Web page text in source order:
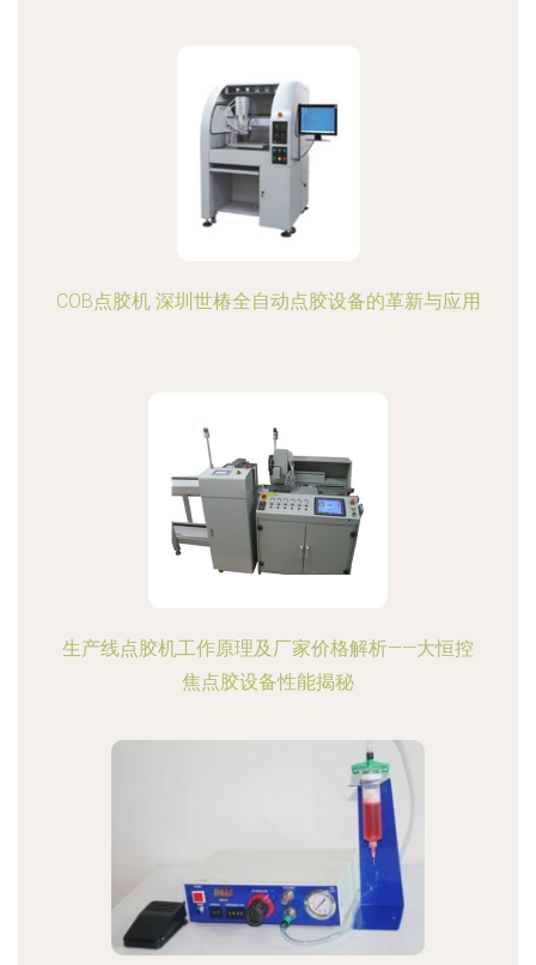
COB点胶机 深圳世椿全自动点胶设备的革新与应用
生产线点胶机工作原理及厂家价格解析——大恒控
焦点胶设备性能揭秘